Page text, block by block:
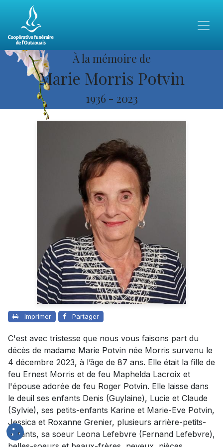
À la mémoire de
Marie Morris Potvin
1936 - 2023
Imprimer Partager
C'est avec tristesse que nous vous faisons part du
décès de madame Marie Potvin née Morris survenu le
4 décembre 2023, à l’âge de 87 ans. Elle était la fille de
feu Ernest Morris et de feu Maphelda Lacroix et
l'épouse adorée de feu Roger Potvin. Elle laisse dans
le deuil ses enfants Denis (Guylaine), Lucie et Claude
(Sylvie), ses petits-enfants Karine et Marie-Eve Potvin,
Jessica et Roxanne Grenier, plusieurs arrière-petits-
enfants, sa soeur Leona Lefebvre (Fernand Lefebvre),